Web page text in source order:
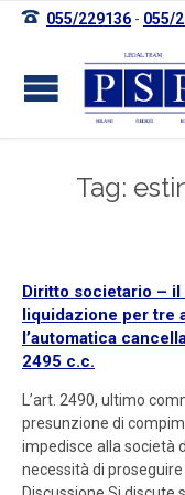
 055/229136 - 055/
Tag:
Diritto societario –
liquidazione per tre
l’automatica
2495 c.c.
L’art. 2490, ultimo
presunzione di
impedisce alla società
necessità di